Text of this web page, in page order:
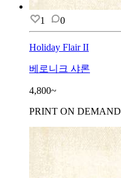
1 0
Holiday Flair II
베로니크 샤론
4,800~
PRINT ON DEMAND